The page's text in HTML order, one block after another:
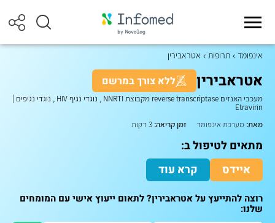
אינפומד תרופות אטראבירין
אטראבירין ללא צורך במרשם
מעכבי האנזים reverse transcriptase מקבוצת NNRTI , נוגדי נגיף HIV , נוגדי נגיפים
Etravirin
מאת: מערכת אינפומד זמן קריאה:
מתאים לטיפול ב:
איידס
קרא עוד
רוצה להתייעץ על אטראבירין? לתאום ייעוץ אישי עם המומחים
שלנו: